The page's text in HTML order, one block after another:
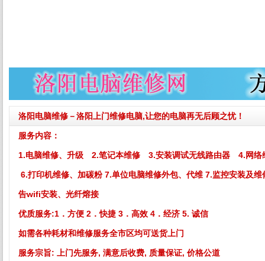
洛阳电脑维修－洛阳上门维修电脑,让您的电脑再无后顾之忧！
服务内容：
1.电脑维修、升级 2.笔记本维修 3.安装调试无线路由器 4.网络
6.打印机维修、加碳粉 7.单位电脑维修外包、代维 7.监控安装及
告wifi安装、光纤熔接
优质服务:1．方便 2．快捷 3．高效 4．经济 5. 诚信
如需各种耗材和维修服务全市区均可送货上门
服务宗旨: 上门先服务, 满意后收费, 质量保证, 价格公道